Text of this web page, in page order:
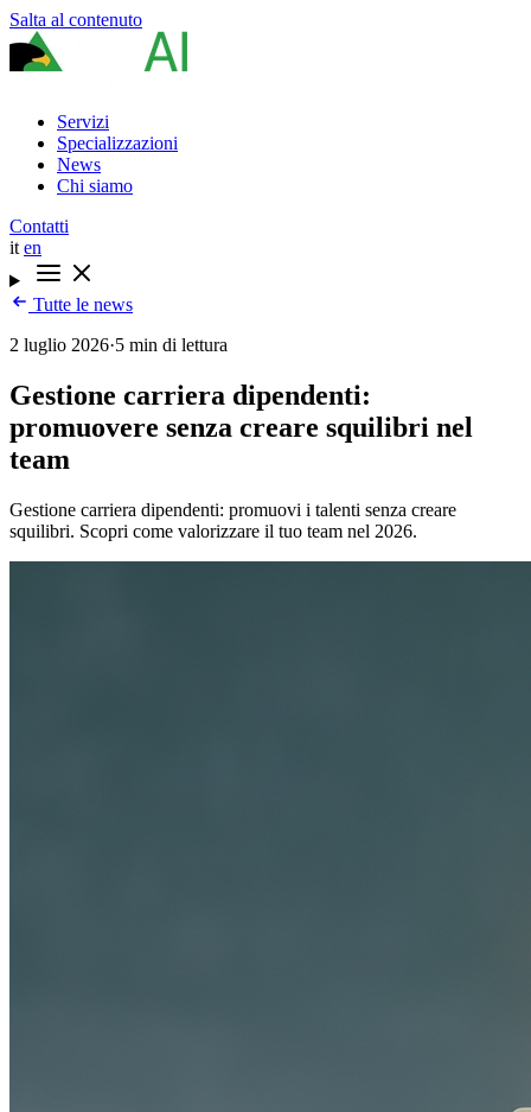
Salta al contenuto
Servizi
Specializzazioni
News
Chi siamo
Contatti
it en
Tutte le news
2 luglio 2026·5 min di lettura
Gestione carriera dipendenti:
promuovere senza creare squilibri nel
team
Gestione carriera dipendenti: promuovi i talenti senza creare
squilibri. Scopri come valorizzare il tuo team nel 2026.